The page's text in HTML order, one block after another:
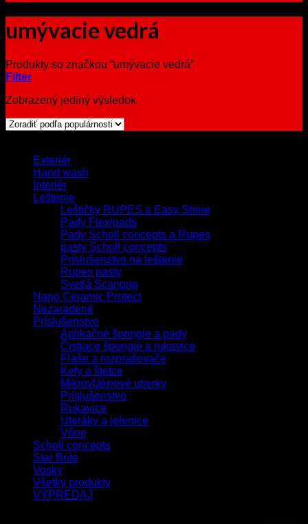
umývacie vedrá
Produkty so značkou “umývacie vedrá”
Filter
Zobrazený jediný výsledok
Exteriér
Hand wash
Interiér
Leštenie
Leštičky RUPES a Easy Shine
Pady Flexipads
Pady Scholl concepts a Rupes
pasty Scholl concepts
Príslušenstvo na leštenie
Rupes pasty
Svetlá Scangrip
Nano Ceramic Protect
Nezaradené
Príslušenstvo
Aplikačné špongie a pady
Čistiace špongie a rukavice
Fľaše a rozprašovače
Kefy a štetce
Mikrovláknové utierky
Príslušenstvo
Rukavice
Uteráky a jelenice
Vône
Scholl concepts
Star Brite
Vosky
Všetky produkty
VÝPREDAJ